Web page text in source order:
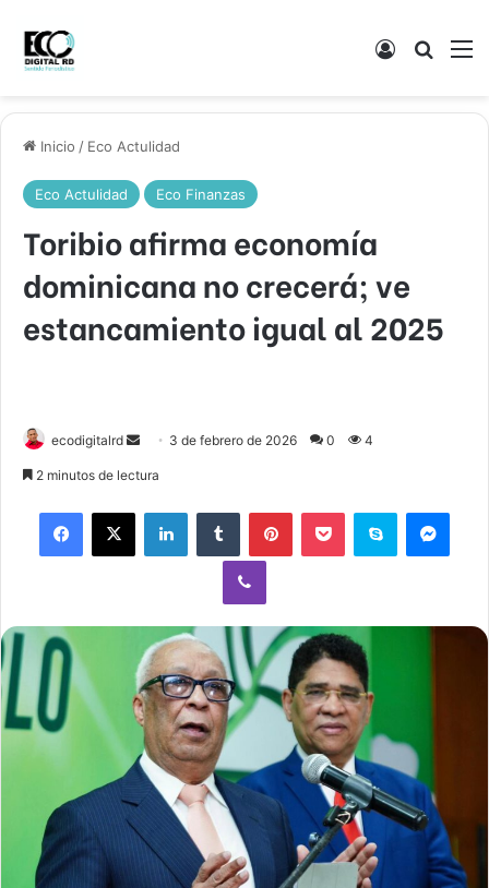
Acceso
Inicio / Eco Actulidad
Eco Actulidad Eco Finanzas
Toribio afirma economía
dominicana no crecerá; ve
estancamiento igual al 2025
ecodigitalrd
Send 3 de febrero de 2026 0 4
2 minutos de lectura
Facebook
X LinkedInTumblr PinterestPocket Skype
Viber